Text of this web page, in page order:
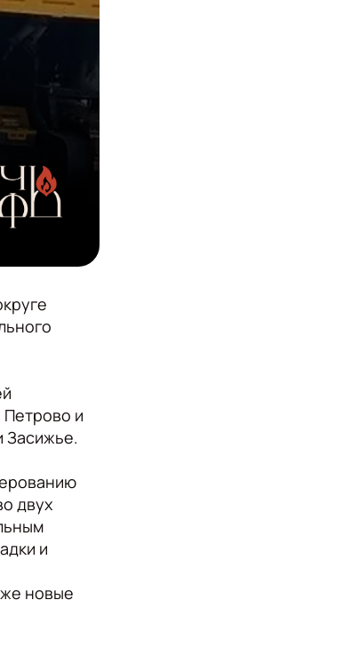
и
Засижье.
двух
и
новые